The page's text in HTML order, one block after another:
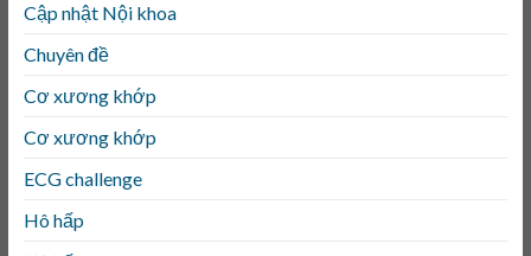
Cập nhật Nội khoa
Chuyên đề
Cơ xương khớp
Cơ xương khớp
ECG challenge
Hô hấp